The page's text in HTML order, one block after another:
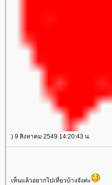
) 9 สิงหาคม 2549 14:20:43 น.
เห็นแล้วอยากไปเที่ยวบ้างจังค่ะ